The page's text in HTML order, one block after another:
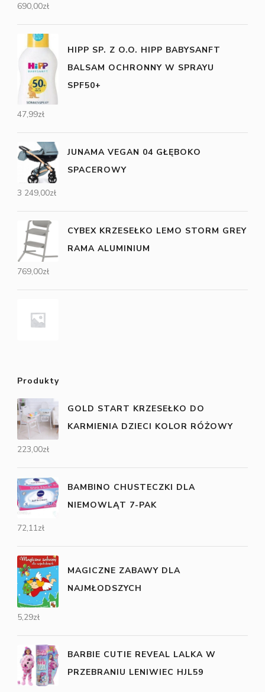
690,00zł
HIPP SP. Z O.O. HIPP BABYSANFT
BALSAM OCHRONNY W SPRAYU
SPF50+
47,99zł
JUNAMA VEGAN 04 GŁĘBOKO
SPACEROWY
3 249,00zł
CYBEX KRZESEŁKO LEMO STORM GREY
RAMA ALUMINIUM
769,00zł
Produkty
GOLD START KRZESEŁKO DO
KARMIENIA DZIECI KOLOR RÓŻOWY
223,00zł
BAMBINO CHUSTECZKI DLA
NIEMOWLĄT 7-PAK
72,11zł
MAGICZNE ZABAWY DLA
NAJMŁODSZYCH
5,29zł
BARBIE CUTIE REVEAL LALKA W
PRZEBRANIU LENIWIEC HJL59